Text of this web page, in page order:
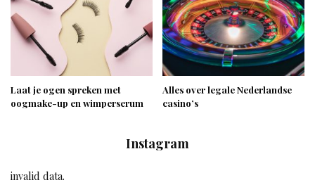
Laat je ogen spreken met
oogmake-up en wimperserum
Alles over legale Nederlandse
casino’s
Instagram
invalid data.